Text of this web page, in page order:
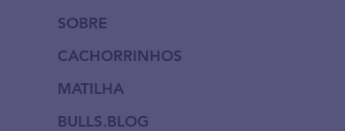
SOBRE
CACHORRINHOS
MATILHA
BULLS.BLOG